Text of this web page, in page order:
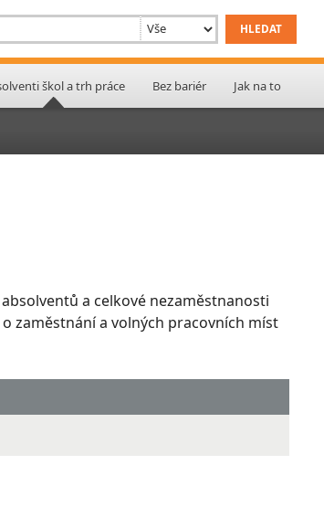
škol a trh práce Bez bariér Jak na to
a celkové nezaměstnanosti
zaměstnání a volných pracovních míst